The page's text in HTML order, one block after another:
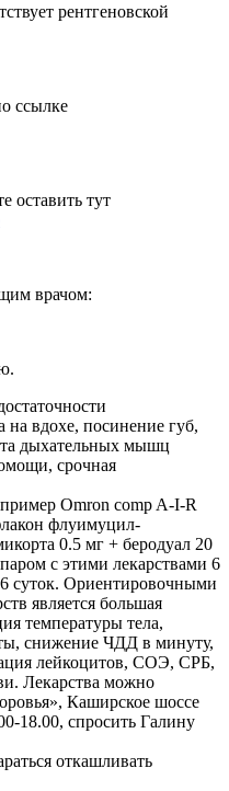
рентгеновской
ссылке
оставить тут
врачом:
на вдохе, посинение губ,
дыхательных мышц
срочная
Omron comp A-I-R
флуимуцил-
0.5 мг + беродуал 20
с этими лекарствами 6
суток. Ориентировочными
является большая
температуры тела,
снижение ЧДД в минуту,
лейкоцитов, СОЭ, СРБ,
Лекарства можно
Каширское шоссе
18.00, спросить Галину
откашливать